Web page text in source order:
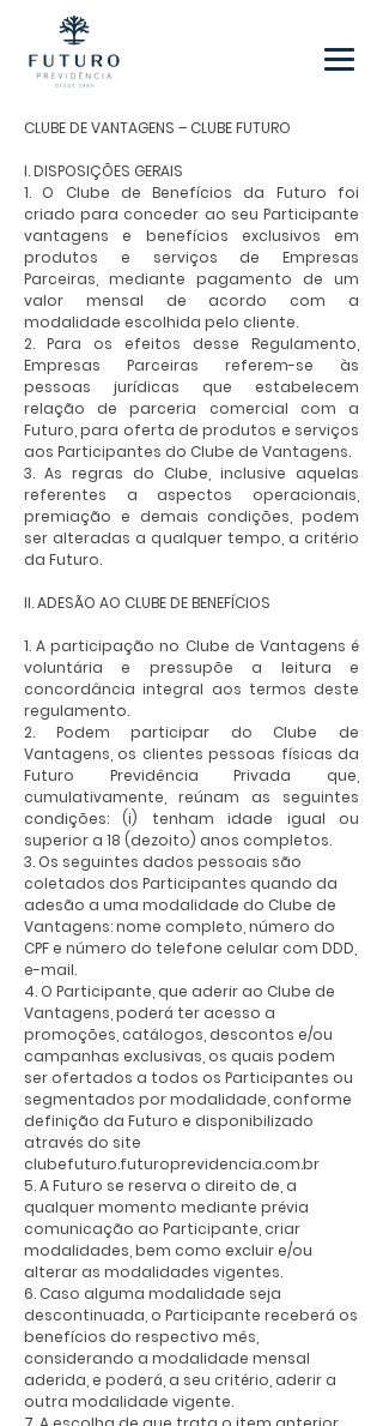
CLUBE DE VANTAGENS – CLUBE FUTURO
I. DISPOSIÇÕES GERAIS
1. O Clube de Benefícios da Futuro foi
criado para conceder ao seu Participante
vantagens e benefícios exclusivos em
produtos e serviços de Empresas
Parceiras, mediante pagamento de um
valor mensal de acordo com a
modalidade escolhida pelo cliente.
2. Para os efeitos desse Regulamento,
Empresas Parceiras referem-se às
pessoas jurídicas que estabelecem
relação de parceria comercial com a
Futuro, para oferta de produtos e serviços
aos Participantes do Clube de Vantagens.
3. As regras do Clube, inclusive aquelas
referentes a aspectos operacionais,
premiação e demais condições, podem
ser alteradas a qualquer tempo, a critério
da Futuro.
II. ADESÃO AO CLUBE DE BENEFÍCIOS
1. A participação no Clube de Vantagens é
voluntária e pressupõe a leitura e
concordância integral aos termos deste
regulamento.
2. Podem participar do Clube de
Vantagens, os clientes pessoas físicas da
Futuro Previdência Privada que,
cumulativamente, reúnam as seguintes
condições: (i) tenham idade igual ou
superior a 18 (dezoito) anos completos.
3. Os seguintes dados pessoais são
coletados dos Participantes quando da
adesão a uma modalidade do Clube de
Vantagens: nome completo, número do
CPF e número do telefone celular com DDD,
e-mail.
4. O Participante, que aderir ao Clube de
Vantagens, poderá ter acesso a
promoções, catálogos, descontos e/ou
campanhas exclusivas, os quais podem
ser ofertados a todos os Participantes ou
segmentados por modalidade, conforme
definição da Futuro e disponibilizado
através do site
clubefuturo.futuroprevidencia.com.br
5. A Futuro se reserva o direito de, a
qualquer momento mediante prévia
comunicação ao Participante, criar
modalidades, bem como excluir e/ou
alterar as modalidades vigentes.
6. Caso alguma modalidade seja
descontinuada, o Participante receberá os
benefícios do respectivo mês,
considerando a modalidade mensal
aderida, e poderá, a seu critério, aderir a
outra modalidade vigente.